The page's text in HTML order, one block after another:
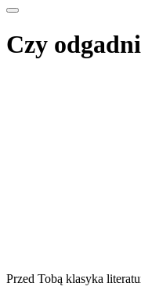
Czy
Przed Tobą klasyka